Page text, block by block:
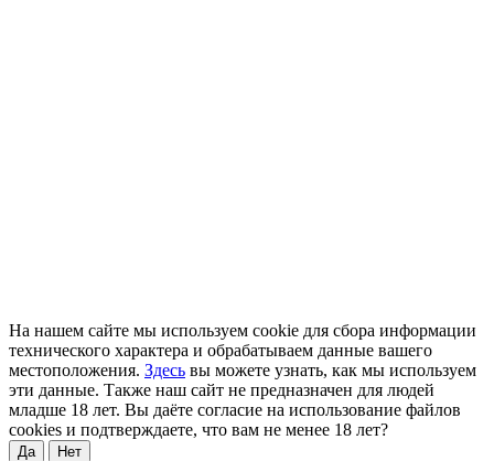
На нашем сайте мы используем cookie для сбора информации
технического характера и обрабатываем данные вашего
местоположения. Здесь вы можете узнать, как мы используем
эти данные. Также наш сайт не предназначен для людей
младше 18 лет. Вы даёте согласие на использование файлов
cookies и подтверждаете, что вам не менее 18 лет?
Да Нет